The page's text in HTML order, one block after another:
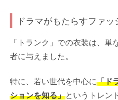
ドラマがもたらすファ
「トランク」での衣装は、
者に与えました。
特に、若い世代を中心に「ド
ションを知る」というトレン